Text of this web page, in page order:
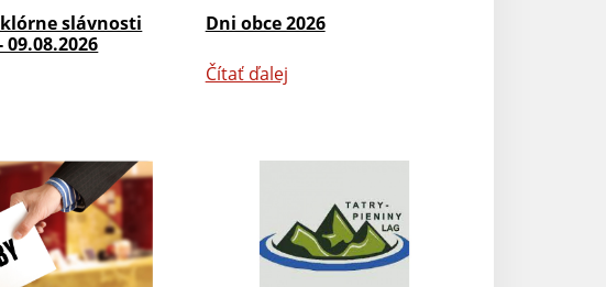
slávnosti
09.08.2026
Dni obce 2026
Čítať ďalej